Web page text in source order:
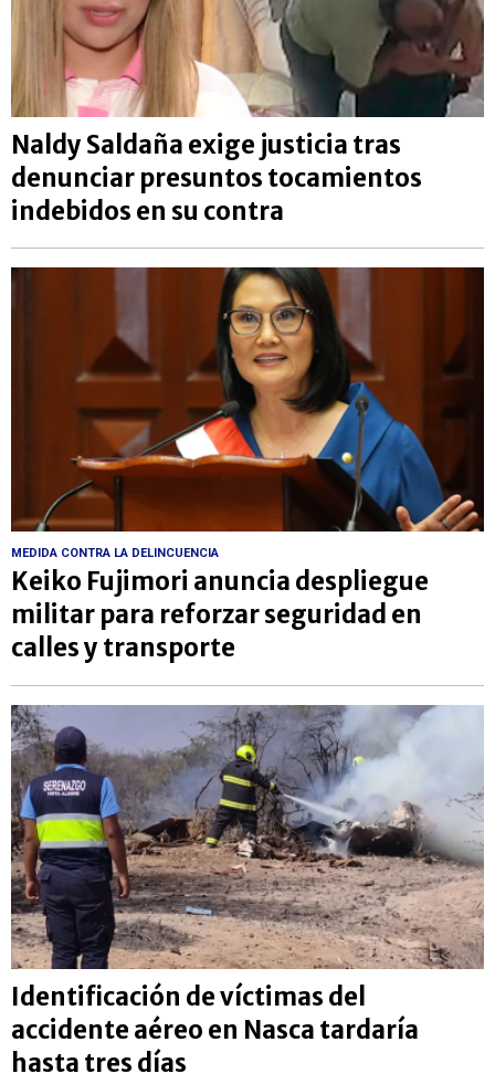
Naldy Saldaña exige justicia tras
denunciar presuntos tocamientos
indebidos en su contra
MEDIDA CONTRA LA DELINCUENCIA
Keiko Fujimori anuncia despliegue
militar para reforzar seguridad en
calles y transporte
Identificación de víctimas del
accidente aéreo en Nasca tardaría
hasta tres días